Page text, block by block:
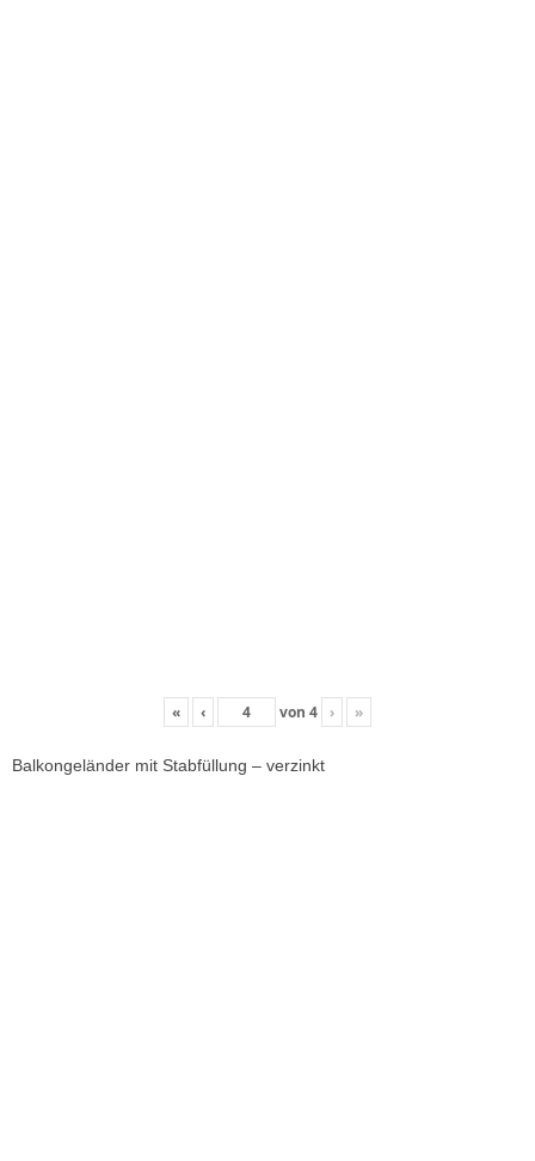
« ‹ von 4 › »
Balkongeländer mit Stabfüllung – verzinkt